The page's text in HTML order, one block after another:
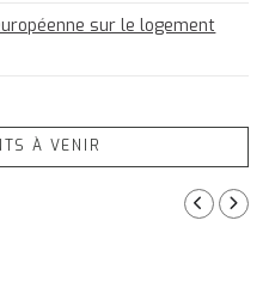
sur le logement
À VENIR